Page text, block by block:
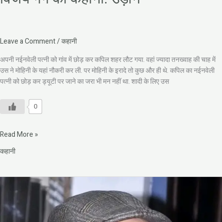
Leave a Comment/कहानी
अपनी नईनवेली पत्नी को गांव में छोड़ कर कपिल शहर लौट गया. वहां ज्यादा तनख्वाह की चाह में
उस ने मोहिनी के यहां नौकरी कर ली. पर मोहिनी के इरादे तो कुछ और ही थे. कपिल का नईनवेली
पत्नी को छोड़ कर ड्यूटी पर जाने का जरा भी मन नहीं था. शादी के लिए उस
0
Read More »
कहानी
की
कहानी: